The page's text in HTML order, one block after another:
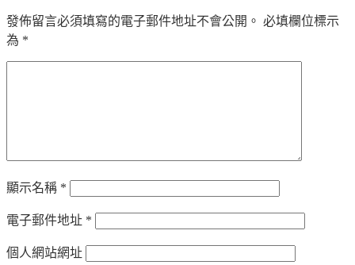
發佈留言必須填寫的電子郵件地址不會公開。 必填欄位標示
為 *
顯示名稱 *
電子郵件地址 *
個人網站網址